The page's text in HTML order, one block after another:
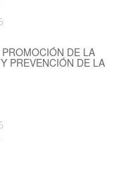
DE LA
PREVENCIÓN DE LA